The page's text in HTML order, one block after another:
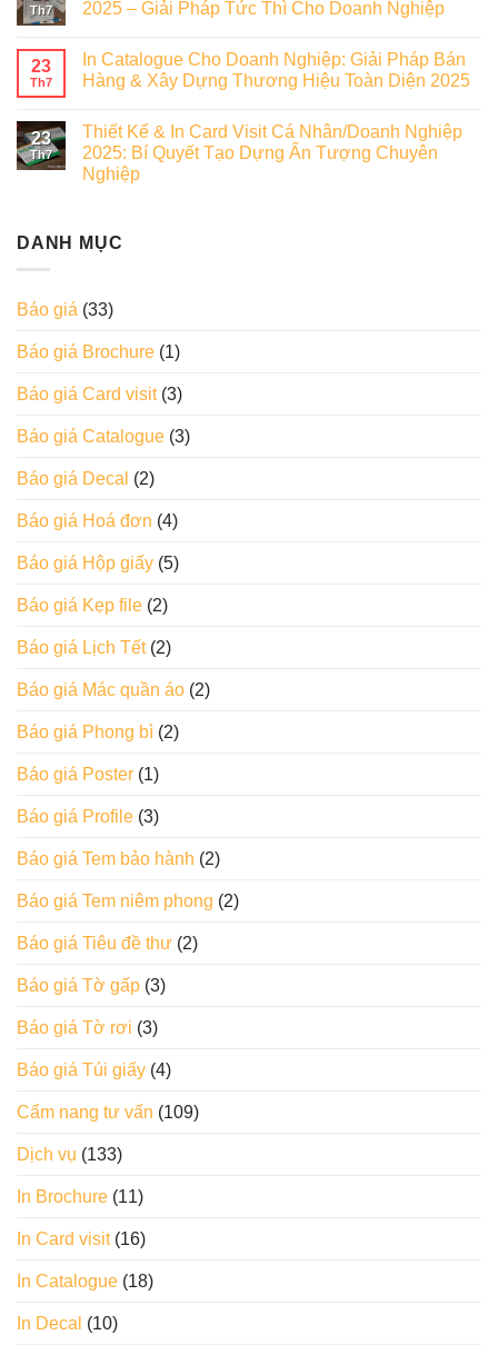
Th7 2025 – Giải Pháp Tức Thì Cho Doanh Nghiệp
23
Th7
In Catalogue Cho Doanh Nghiệp: Giải Pháp Bán
Hàng & Xây Dựng Thương Hiệu Toàn Diện 2025
23
Th7
Thiết Kế & In Card Visit Cá Nhân/Doanh Nghiệp
2025: Bí Quyết Tạo Dựng Ấn Tượng Chuyên
Nghiệp
DANH MỤC
Báo giá (33)
Báo giá Brochure (1)
Báo giá Card visit(3)
Báo giá Catalogue (3)
Báo giá Decal (2)
Báo giá Hoá đơn (4)
Báo giá Hộp giấy (5)
Báo giá Kẹp file (2)
Báo giá Lịch Tết(2)
Báo giá Mác quần áo (2)
Báo giá Phong bì (2)
Báo giá Poster (1)
Báo giá Profile (3)
Báo giá Tem bảo hành (2)
Báo giá Tem niêm phong (2)
Báo giá Tiêu đề thư (2)
Báo giá Tờ gấp (3)
Báo giá Tờ rơi (3)
Báo giá Túi giấy (4)
Cẩm nang tư vấn (109)
Dịch vụ (133)
In Brochure (11)
In Card visit(16)
In Catalogue (18)
In Decal (10)